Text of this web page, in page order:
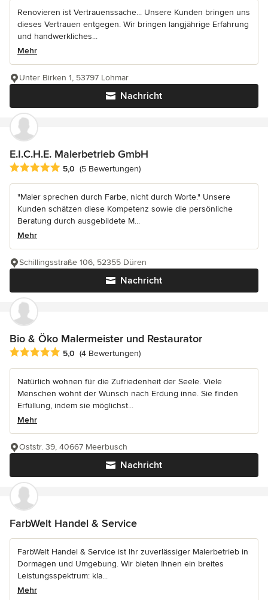
Renovieren ist Vertrauenssache... Unsere Kunden bringen uns
dieses Vertrauen entgegen. Wir bringen langjährige Erfahrung
und handwerkliches...
Mehr
Nachricht
Unter Birken 1, 53797 Lohmar
E.I.C.H.E. Malerbetrieb GmbH
Durchschnittliche Bewertung: 5 von 5 Sternen
5,0 (5 Bewertungen)
"Maler sprechen durch Farbe, nicht durch Worte." Unsere
Kunden schätzen diese Kompetenz sowie die persönliche
Beratung durch ausgebildete M...
Mehr
Nachricht
Schillingsstraße 106, 52355 Düren
Bio & Öko Malermeister und Restaurator
Durchschnittliche Bewertung: 5 von 5 Sternen
5,0 (4 Bewertungen)
Natürlich wohnen für die Zufriedenheit der Seele. Viele
Menschen wohnt der Wunsch nach Erdung inne. Sie finden
Erfüllung, indem sie möglichst...
Mehr
Nachricht
Oststr. 39, 40667 Meerbusch
FarbWelt Handel & Service
FarbWelt Handel & Service ist Ihr zuverlässiger Malerbetrieb in
Dormagen und Umgebung. Wir bieten Ihnen ein breites
Leistungsspektrum: kla...
Mehr